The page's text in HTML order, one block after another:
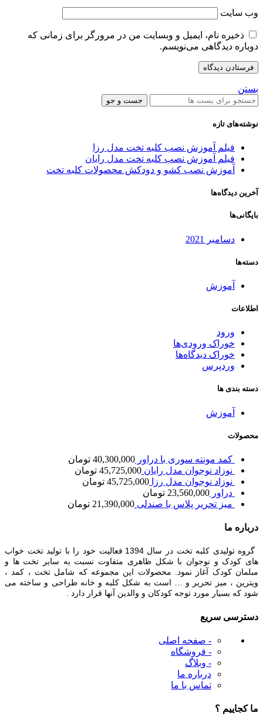
وب‌ سایت
ذخیره نام، ایمیل و وبسایت من در مرورگر برای زمانی که
دوباره دیدگاهی می‌نویسم.
بستن
جست و جو
نوشته‌های تازه
فیلم آموزش نصب کلبه تخت مدل رزا
فیلم آموزش نصب کلبه تخت مدل رایان
آموزش نصب کشو و دودکش محصولات کلبه تخت
آخرین دیدگاه‌ها
بایگانی‌ها
دسامبر 2021
دسته‌ها
آموزش
اطلاعات
ورود
خوراک ورودی‌ها
خوراک دیدگاه‌ها
وردپرس
دسته بندی ها
آموزش
محصولات
کمد مونته سوری با دراور 40,300,000 تومان
نوزاد نوجوان مدل رایان 45,725,000 تومان
نوزاد نوجوان مدل رزا 45,725,000 تومان
دراور 23,560,000 تومان
میز تحریر پلاس با صندلی 21,390,000 تومان
درباره ما
گروه تولیدی کلبه تخت در سال 1394 فعالیت خود را با تولید تخت خواب
های کودک و نوجوان با شکل ظاهری متفاوت نسبت به سایر تخت ها و
مبلمان کودک آغاز نمود. محصولات این مجموعه که شامل تخت ، کمد ،
ویترین ، میز تحریر و … است به شکل کلبه و خانه طراحی و ساخته می
شود که بسیار مورد توجه کودکان و والدین آنها قرار دارد .
دسترسی سریع
- صفحه اصلی
- فروشگاه
- وبلاگ
درباره ما
تماس با ما
ما کجاییم ؟